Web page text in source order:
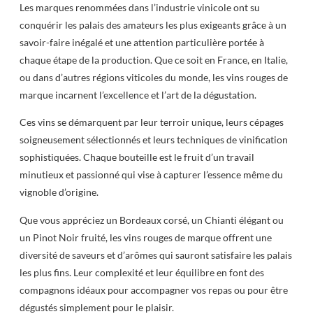
Les marques renommées dans l’industrie vinicole ont su
conquérir les palais des amateurs les plus exigeants grâce à un
savoir-faire inégalé et une attention particulière portée à
chaque étape de la production. Que ce soit en France, en Italie,
ou dans d’autres régions viticoles du monde, les vins rouges de
marque incarnent l’excellence et l’art de la dégustation.
Ces vins se démarquent par leur terroir unique, leurs cépages
soigneusement sélectionnés et leurs techniques de vinification
sophistiquées. Chaque bouteille est le fruit d’un travail
minutieux et passionné qui vise à capturer l’essence même du
vignoble d’origine.
Que vous appréciez un Bordeaux corsé, un Chianti élégant ou
un Pinot Noir fruité, les vins rouges de marque offrent une
diversité de saveurs et d’arômes qui sauront satisfaire les palais
les plus fins. Leur complexité et leur équilibre en font des
compagnons idéaux pour accompagner vos repas ou pour être
dégustés simplement pour le plaisir.